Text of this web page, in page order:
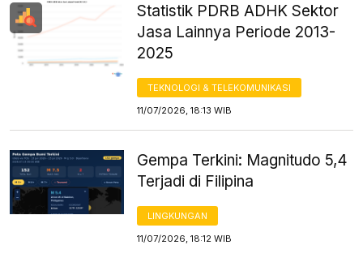
Statistik PDRB ADHK Sektor
Jasa Lainnya Periode 2013-
2025
TEKNOLOGI & TELEKOMUNIKASI
11/07/2026, 18:13 WIB
Gempa Terkini: Magnitudo 5,4
Terjadi di Filipina
LINGKUNGAN
11/07/2026, 18:12 WIB